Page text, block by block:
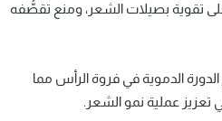
تقوية بصيلات الشعر، ومنع تقصُّفه
الدموية في فروة الرأس مما
تعزيز عملية نمو الشعر.